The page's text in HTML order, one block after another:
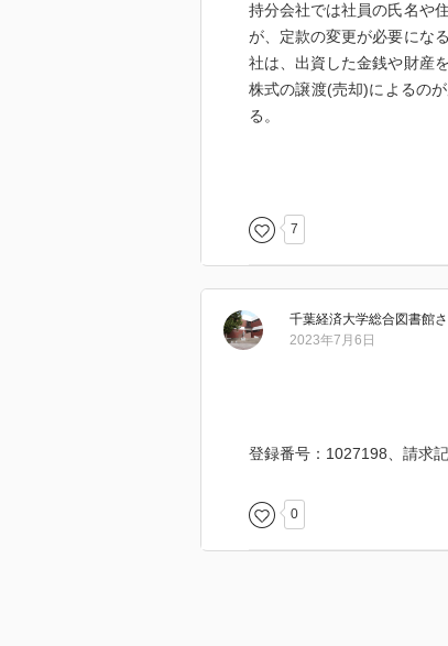
持分会社では社員の氏名や
が、定款の変更が必要にな
社は、出資した金銭や財産
株式の譲渡(売却)によるの
る。
敵対的買収に備えて拒否権
監査役は取締役と同じ責任
害賠償責任を負う。株主代
会社法には、親会社の株主
7
千葉経済大学総合図書館
2023年7月6日
登録番号：1027198、請求
0